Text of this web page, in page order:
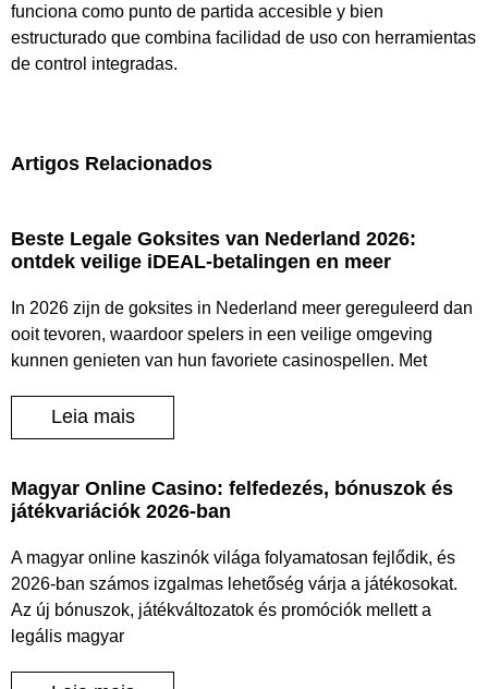
funciona como punto de partida accesible y bien
estructurado que combina facilidad de uso con herramientas
de control integradas.
Artigos Relacionados
Beste Legale Goksites van Nederland 2026:
ontdek veilige iDEAL-betalingen en meer
In 2026 zijn de goksites in Nederland meer gereguleerd dan
ooit tevoren, waardoor spelers in een veilige omgeving
kunnen genieten van hun favoriete casinospellen. Met
Leia mais
Magyar Online Casino: felfedezés, bónuszok és
játékvariációk 2026-ban
A magyar online kaszinók világa folyamatosan fejlődik, és
2026-ban számos izgalmas lehetőség várja a játékosokat.
Az új bónuszok, játékváltozatok és promóciók mellett a
legális magyar